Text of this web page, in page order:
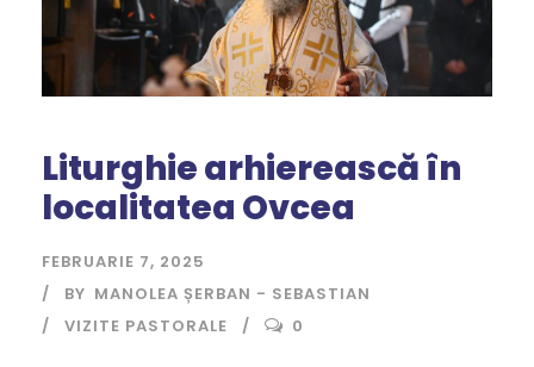
Liturghie arhierească în
localitatea Ovcea
FEBRUARIE 7, 2025
BY MANOLEA ȘERBAN - SEBASTIAN
VIZITE PASTORALE
0